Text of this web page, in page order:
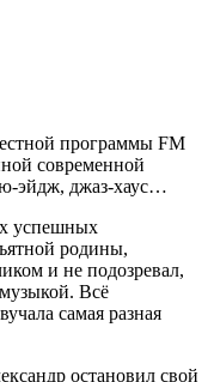
программы FM
современной
эйдж, джаз-хаус…
успешных
родины,
и не подозревал,
музыкой. Всё
самая разная
остановил свой